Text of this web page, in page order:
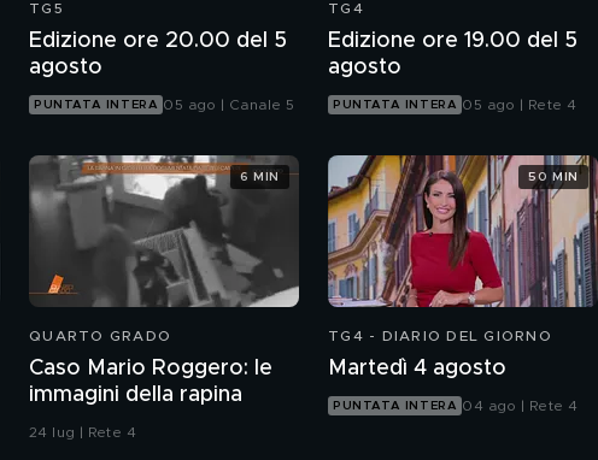
TG5
Edizione ore 20.00 del 5
agosto
PUNTATA INTERA 05 ago | Canale 5
TG4
Edizione ore 19.00 del 5
agosto
PUNTATA INTERA 05 ago | Rete 4
QUARTO GRADO
Caso Mario Roggero: le
immagini della rapina
24 lug | Rete 4
6 MIN
TG4 - DIARIO DEL GIORNO
Martedì 4 agosto
PUNTATA INTERA 04 ago | Rete 4
50 MIN